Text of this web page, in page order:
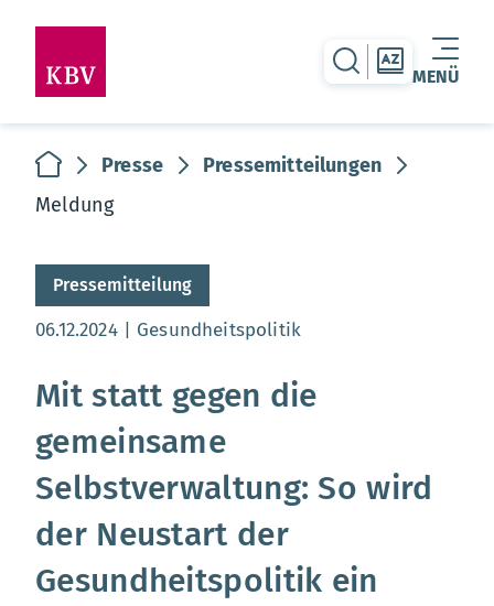
MENÜ
Warenkorb leer
zur Suche-Seite
zur
zur Startseite
Presse
Pressemitteilungen
Meldung
Pressemitteilung
Aktualisierungsdatum:
06.12.2024 Gesundheitspolitik
Mit statt gegen die
gemeinsame
Selbstverwaltung: So wird
der Neustart der
Gesundheitspolitik ein